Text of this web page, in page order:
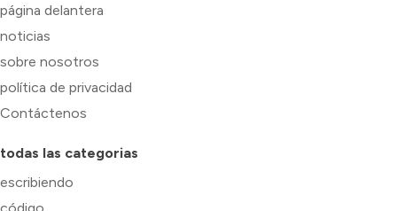
página delantera
noticias
sobre nosotros
política de privacidad
Contáctenos
todas las categorias
escribiendo